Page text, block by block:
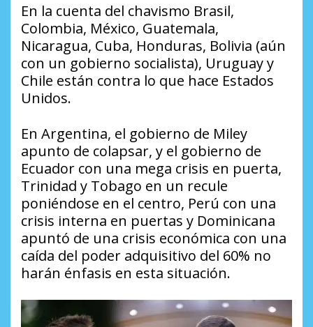
En la cuenta del chavismo Brasil,
Colombia, México, Guatemala,
Nicaragua, Cuba, Honduras, Bolivia (aún
con un gobierno socialista), Uruguay y
Chile están contra lo que hace Estados
Unidos.
En Argentina, el gobierno de Miley
apunto de colapsar, y el gobierno de
Ecuador con una mega crisis en puerta,
Trinidad y Tobago en un recule
poniéndose en el centro, Perú con una
crisis interna en puertas y Dominicana
apuntó de una crisis económica con una
caída del poder adquisitivo del 60% ‎no
harán énfasis en esta situación.